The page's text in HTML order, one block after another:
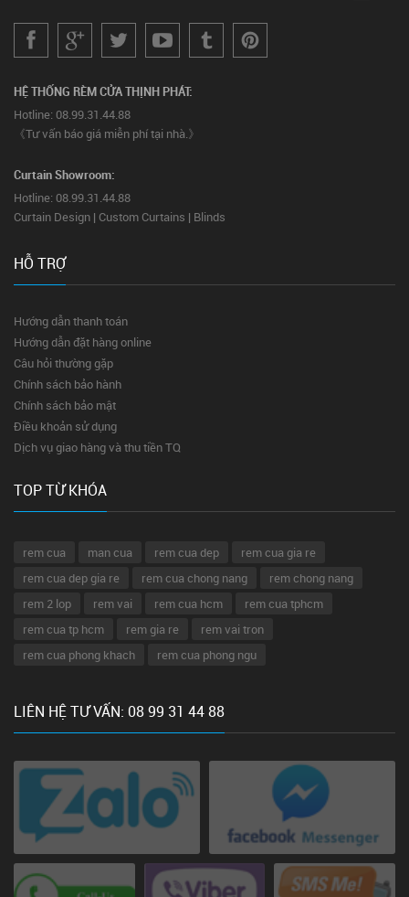
HỆ THỐNG RÈM CỬA THỊNH PHÁT:
Hotline: 08.99.31.44.88
《Tư vấn báo giá miễn phí tại nhà.》
Curtain Showroom:
Hotline: 08.99.31.44.88
Curtain Design | Custom Curtains | Blinds
HỖ TRỢ
Hướng dẫn thanh toán
Hướng dẫn đặt hàng online
Câu hỏi thường gặp
Chính sách bảo hành
Chính sách bảo mật
Điều khoản sử dụng
Dịch vụ giao hàng và thu tiền TQ
TOP TỪ KHÓA
rem cua man cua rem cua dep
rem cua gia re
rem cua dep gia re
rem cua chong nang
rem chong nang
rem 2 lop
rem vai rem cua hcm
rem cua tphcm
rem cua tp hcm
rem gia re
rem vai tron
rem cua phong khach
rem cua phong ngu
LIÊN HỆ TƯ VẤN: 08 99 31 44 88